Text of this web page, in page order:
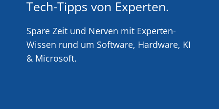
Tech-Tipps von Experten.
Spare Zeit und Nerven mit Experten-
Wissen rund um Software, Hardware, KI
& Microsoft.